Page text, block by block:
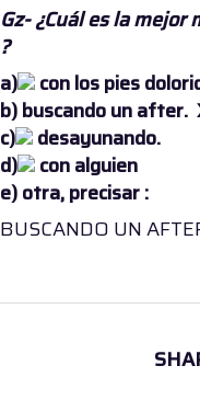
Gz- ¿Cuál es la
?
a)
con los pies
b)buscando un after.
c)
desayunando.
d)
con alguien
e)otra, precisar :
BUSCANDO UN